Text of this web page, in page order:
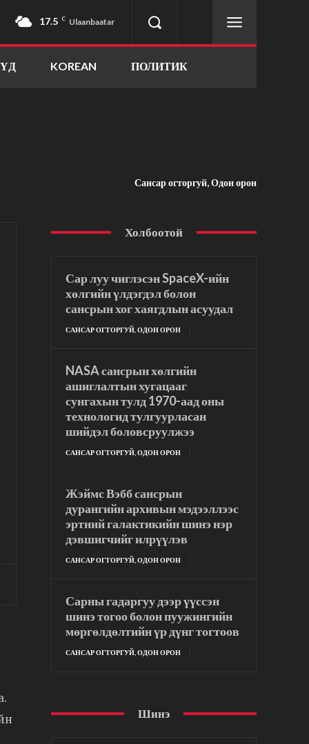
17.5 C Ulaanbaatar
KOREAN ПОЛИТИК
Сансар огторгуй, Одон орон
Холбоотой
Сар луу чиглэсэн SpaceX-ийн
хөлгийн үлдэгдэл болон
сансрын хог хаягдлын асуудал
САНСАР ОГТОРГУЙ, ОДОН ОРОН
NASA сансрын хөлгийн
ашиглалтын хугацааг
сунгахын тулд 1970-аад оны
технологид тулгуурласан
шийдэл боловсруулжээ
САНСАР ОГТОРГУЙ, ОДОН ОРОН
Жэймс Вэбб сансрын
дурангийн архивын мэдээллээс
эртний галактикийн шинэ нэр
дэвшигчийг илрүүлэв
САНСАР ОГТОРГУЙ, ОДОН ОРОН
Сарны гадаргуу дээр үүссэн
шинэ тогоо болон пуужингийн
мөргөлдөлтийн үр дүнг тогтоов
САНСАР ОГТОРГУЙ, ОДОН ОРОН
Шинэ